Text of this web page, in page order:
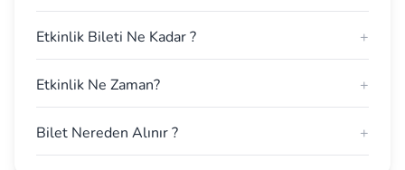
Etkinlik Bileti Ne Kadar ? +
Etkinlik Ne Zaman? +
Bilet Nereden Alınır ? +